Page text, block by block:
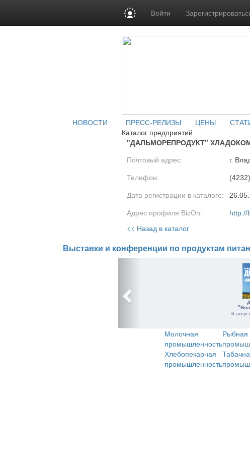
Войти
НОВОСТИ ПРЕСС-РЕЛИЗЫ ЦЕНЫ
Каталог предприятий
"ДАЛЬМОРЕПРОДУКТ"
Почтовый адрес: г.
Телефон:
Дата регистрации в каталоге:
Адрес профиля BizOn: http://
<< Назад в каталог
Выставки и конференции по продуктам
6
Молочная
промышленность
Рыбная
Хлебопекарная
промышленность